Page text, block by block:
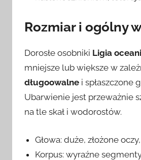
Rozmiar i ogólny
Dorosłe osobniki Ligia
mniejsze lub większe w
długoowalne i spłaszczone
Ubarwienie jest przeważnie
na tle skał i wodorostów.
Głowa: duże, złożone
Korpus: wyraźne